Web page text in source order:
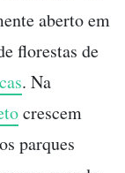
aberto em
florestas de
. Na
crescem
parques